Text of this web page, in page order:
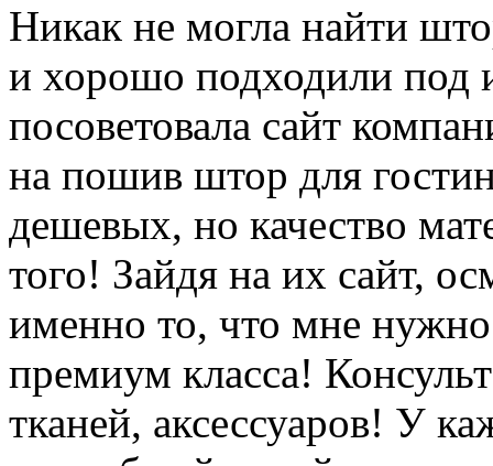
Никак не могла найти
и хорошо подходили под
посоветовала сайт
на пошив штор для
дешевых, но качество
того! Зайдя на их сайт,
именно то, что мне
премиум класса!
тканей, аксессуаров! У